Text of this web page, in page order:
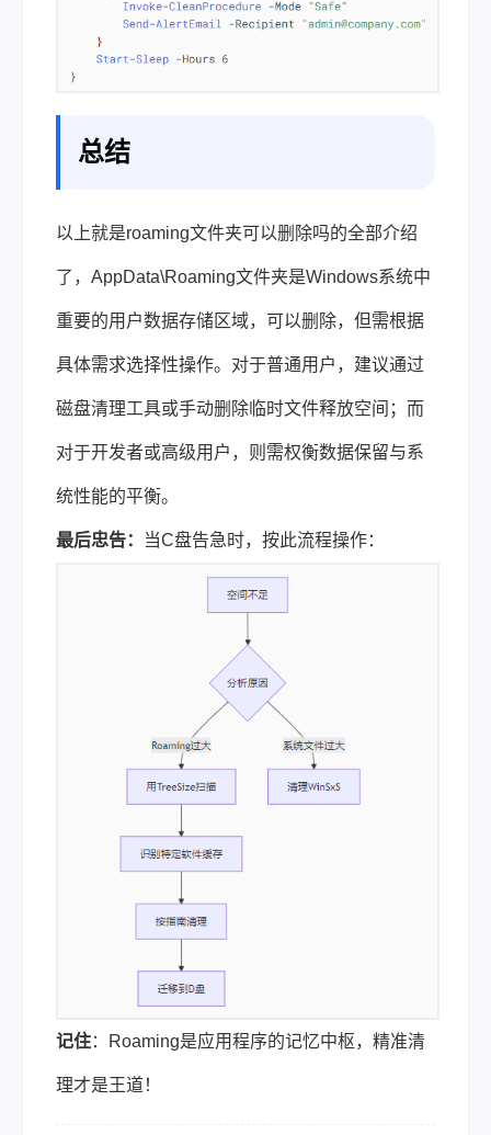
总结
以上就是roaming文件夹可以删除吗的全部介绍
了，AppData\Roaming文件夹是Windows系统中
重要的用户数据存储区域，可以删除，但需根据
具体需求选择性操作。对于普通用户，建议通过
磁盘清理工具或手动删除临时文件释放空间；而
对于开发者或高级用户，则需权衡数据保留与系
统性能的平衡。
最后忠告： 当C盘告急时，按此流程操作：
记住：Roaming是应用程序的记忆中枢，精准清
理才是王道！